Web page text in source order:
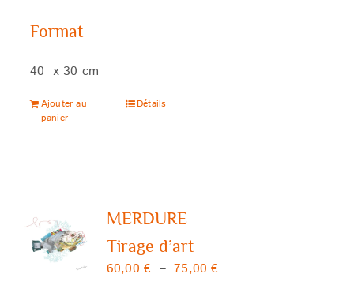
Format
40 x 30 cm
Ajouter au
panier
Détails
MERDURE
Tirage d’art
60,00 € – 75,00€